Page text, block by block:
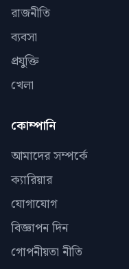
রাজনীতি
ব্যবসা
প্রযুক্তি
খেলা
কোম্পানি
আমাদের সম্পর্কে
ক্যারিয়ার
যোগাযোগ
বিজ্ঞাপন দিন
গোপনীয়তা নীতি